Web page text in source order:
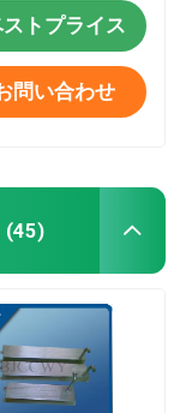
トプライス
問い合わせ
(45)